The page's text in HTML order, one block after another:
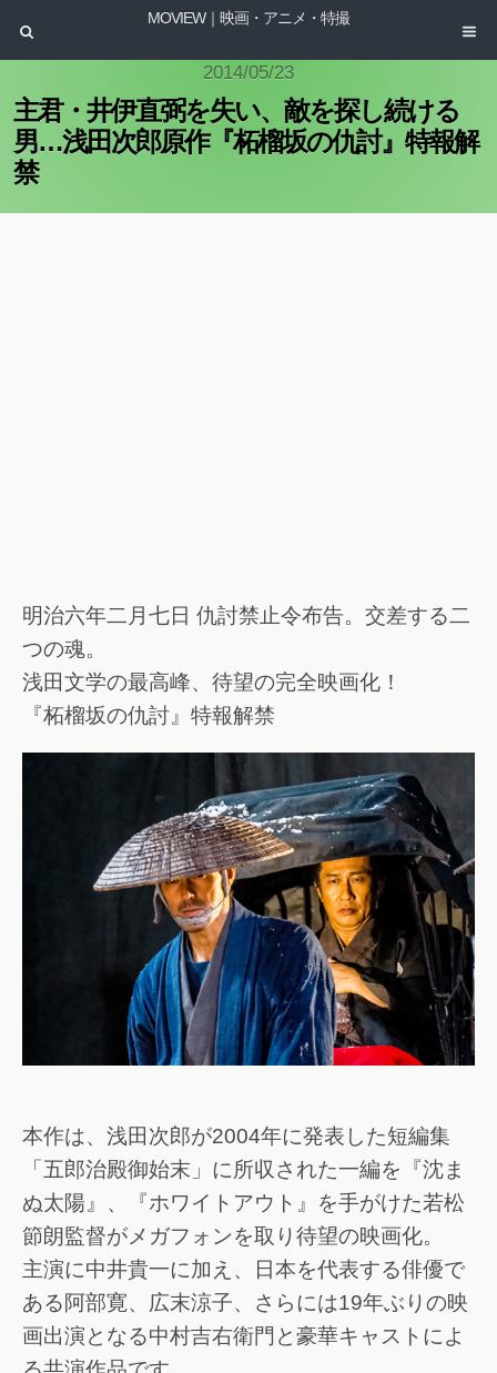
MOVIEW｜映画・アニメ・特撮
2014/05/23
主君・井伊直弼を失い、敵を探し続ける
男…浅田次郎原作『柘榴坂の仇討』特報解
禁
明治六年二月七日 仇討禁止令布告。交差する二
つの魂。
浅田文学の最高峰、待望の完全映画化！
『柘榴坂の仇討』特報解禁
本作は、浅田次郎が2004年に発表した短編集
「五郎治殿御始末」に所収された一編を『沈ま
ぬ太陽』、『ホワイトアウト』を手がけた若松
節朗監督がメガフォンを取り待望の映画化。
主演に中井貴一に加え、日本を代表する俳優で
ある阿部寛、広末涼子、さらには19年ぶりの映
画出演となる中村吉右衛門と豪華キャストによ